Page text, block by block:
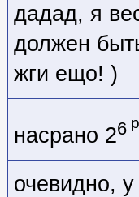
дадад, я
должен
жги ещо! )
насрано 26
очевидно,